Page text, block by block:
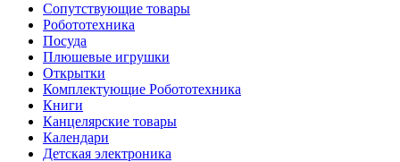
Сопутствующие товары
Робототехника
Посуда
Плюшевые игрушки
Открытки
Комплектующие Робототехника
Книги
Канцелярские товары
Календари
Детская электроника